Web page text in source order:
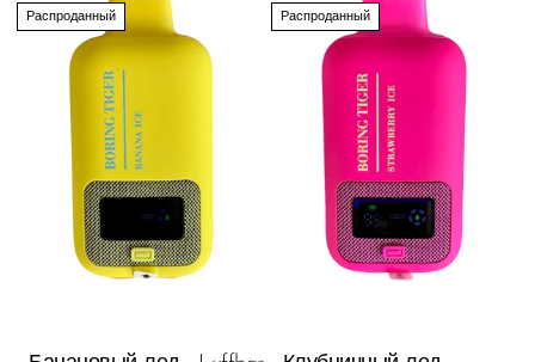
Yo Bar
YOXY
Yovo
Zovoo by Voopoo
Dragbar
Распроданный Распроданный